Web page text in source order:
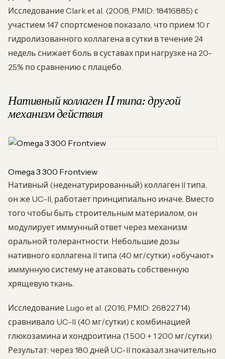
Исследование Clark et al. (2008, PMID: 18416885) с
участием 147 спортсменов показало, что прием 10 г
гидролизованного коллагена в сутки в течение 24
недель снижает боль в суставах при нагрузке на 20-
25% по сравнению с плацебо.
Нативный коллаген II типа: другой
механизм действия
Omega 3 300 Frontview
Нативный (неденатурированный) коллаген II типа,
он же UC-II, работает принципиально иначе. Вместо
того чтобы быть строительным материалом, он
модулирует иммунный ответ через механизм
оральной толерантности. Небольшие дозы
нативного коллагена II типа (40 мг/сутки) «обучают»
иммунную систему не атаковать собственную
хрящевую ткань.
Исследование Lugo et al. (2016, PMID: 26822714)
сравнивало UC-II (40 мг/сутки) с комбинацией
глюкозамина и хондроитина (1 500 + 1 200 мг/сутки).
Результат: через 180 дней UC-II показал значительно